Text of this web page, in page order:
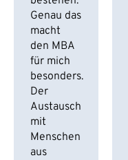
Genau das
macht
den MBA
für mich
besonders.
Der
Austausch
mit
Menschen
aus